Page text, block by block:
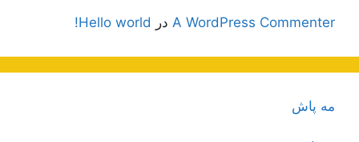
A WordPress Commenter در Hello world!
مه پاش